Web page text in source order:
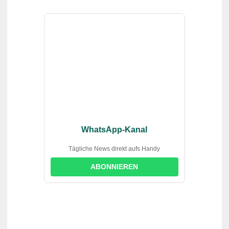
WhatsApp-Kanal
Tägliche News direkt aufs Handy
ABONNIEREN